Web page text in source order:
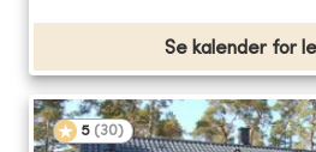
Se kalender for
5 (30)